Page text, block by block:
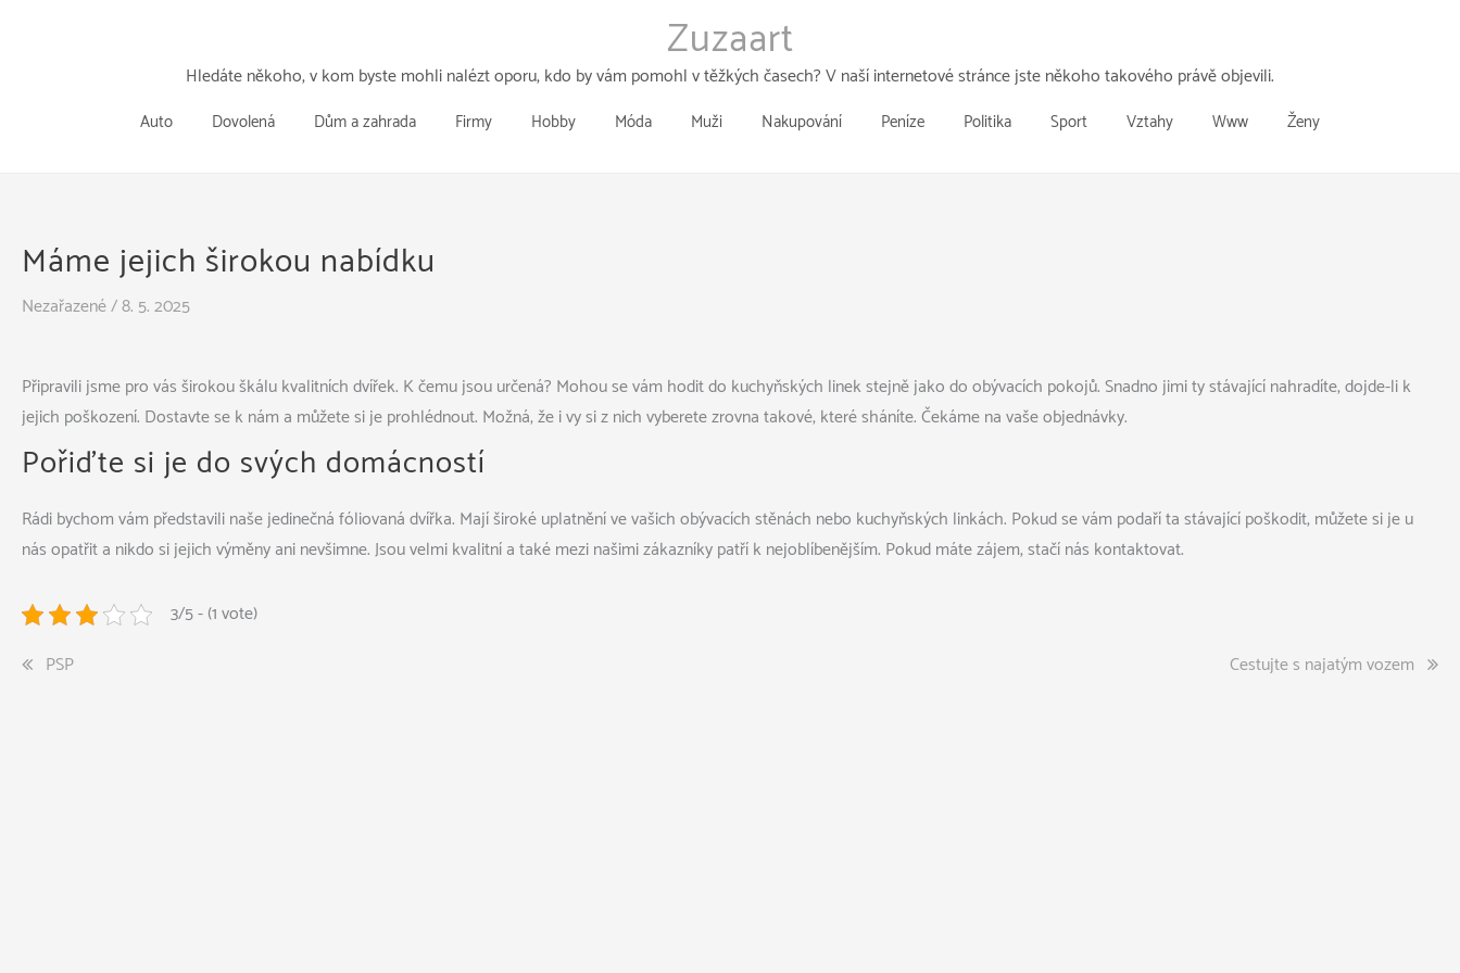
Zuzaart
Hledáte někoho, v kom byste mohli nalézt oporu, kdo by vám pomohl v těžkých časech? V naší internetové stránce jste někoho takového právě objevili.
Auto Dovolená Dům a zahrada Firmy Hobby Móda Muži Nakupování Peníze Politika Sport Vztahy Www Ženy
Máme jejich širokou nabídku
Nezařazené/8. 5. 2025
Připravili jsme pro vás širokou škálu kvalitníchdvířek. K čemu jsou určená? Mohou se vám hodit do kuchyňských linek stejně jako do obývacích pokojů. Snadno jimi ty stávající nahradíte, dojde-li k
jejich poškození. Dostavte se k nám a můžete si je prohlédnout. Možná, že i vy si z nich vyberete zrovna takové, které sháníte. Čekáme na vaše objednávky.
Pořiďte si je do svých domácností
Rádi bychom vám představili naše jedinečná fóliovaná dvířka. Mají široké uplatnění ve vašich obývacích stěnách nebo kuchyňských linkách. Pokud se vám podaří ta stávající poškodit, můžete si je u
nás opatřit a nikdo si jejich výměny ani nevšimne. Jsou velmi kvalitní a také mezi našimi zákazníky patří k nejoblíbenějším. Pokud máte zájem, stačí nás kontaktovat.
3/5 - (1 vote)
Navigace
PSP Cestujte s najatým vozem